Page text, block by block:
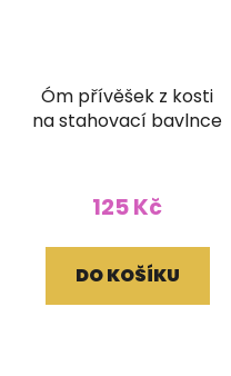
Óm přívěšek z kosti
na stahovací bavlnce
125 Kč
DO KOŠÍKU